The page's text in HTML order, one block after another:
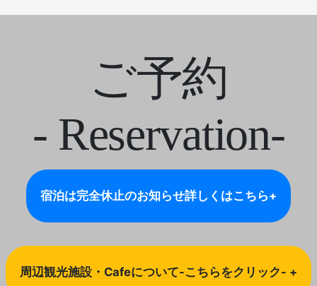
ご予約
- Reservation-
宿泊は完全休止のお知らせ詳しくはこちら+
周辺観光施設・Cafeについて-こちらをクリック- +